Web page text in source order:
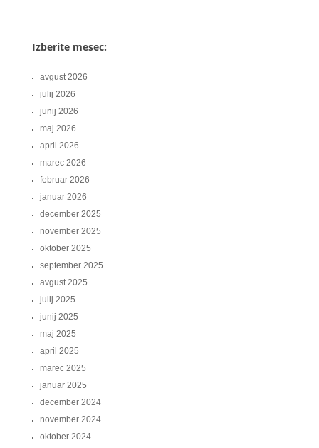
Izberite mesec:
avgust 2026
julij 2026
junij 2026
maj 2026
april 2026
marec 2026
februar 2026
januar 2026
december 2025
november 2025
oktober 2025
september 2025
avgust 2025
julij 2025
junij 2025
maj 2025
april 2025
marec 2025
januar 2025
december 2024
november 2024
oktober 2024